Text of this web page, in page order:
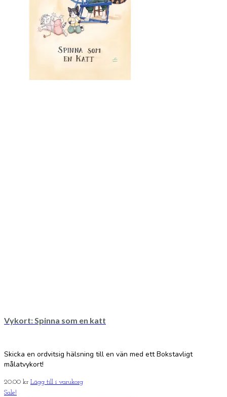
Vykort: Spinna som en katt
Skicka en ordvitsig hälsning till en vän med ett Bokstavligt
målatvykort!
20.00 kr Lägg till i varukorg
Sale!